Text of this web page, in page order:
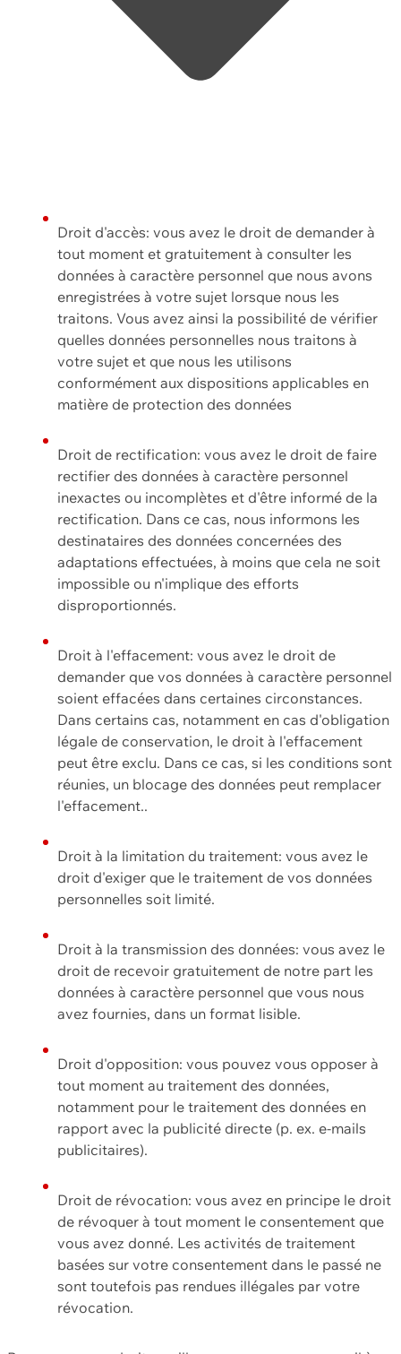
Droit d'accès: vous avez le droit de demander à
tout moment et gratuitement à consulter les
données à caractère personnel que nous avons
enregistrées à votre sujet lorsque nous les
traitons. Vous avez ainsi la possibilité de vérifier
quelles données personnelles nous traitons à
votre sujet et que nous les utilisons
conformément aux dispositions applicables en
matière de protection des données
Droit de rectification: vous avez le droit de faire
rectifier des données à caractère personnel
inexactes ou incomplètes et d'être informé de la
rectification. Dans ce cas, nous informons les
destinataires des données concernées des
adaptations effectuées, à moins que cela ne soit
impossible ou n'implique des efforts
disproportionnés.
Droit à l'effacement: vous avez le droit de
demander que vos données à caractère personnel
soient effacées dans certaines circonstances.
Dans certains cas, notamment en cas d'obligation
légale de conservation, le droit à l'effacement
peut être exclu. Dans ce cas, si les conditions sont
réunies, un blocage des données peut remplacer
l'effacement..
Droit à la limitation du traitement: vous avez le
droit d'exiger que le traitement de vos données
personnelles soit limité.
Droit à la transmission des données: vous avez le
droit de recevoir gratuitement de notre part les
données à caractère personnel que vous nous
avez fournies, dans un format lisible.
Droit d'opposition: vous pouvez vous opposer à
tout moment au traitement des données,
notamment pour le traitement des données en
rapport avec la publicité directe (p. ex. e-mails
publicitaires).
Droit de révocation: vous avez en principe le droit
de révoquer à tout moment le consentement que
vous avez donné. Les activités de traitement
basées sur votre consentement dans le passé ne
sont toutefois pas rendues illégales par votre
révocation.